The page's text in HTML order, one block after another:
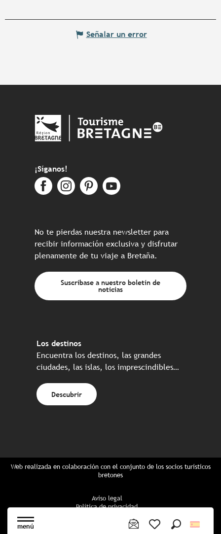
menú
Señalar un error
¡Síganos!
No te pierdas nuestra newsletter para
recibir información exclusiva y disfrutar
plenamente de tu viaje a Bretaña.
Suscríbase a nuestro boletín de
noticias
Los destinos
Encuentra los destinos, las grandes
ciudades, las islas, los imprescindibles…
Descubrir
Web realizada en colaboración con el conjunto de los socios turísticos
bretones
Aviso legal
Política de privacidad
Configuración de cookies